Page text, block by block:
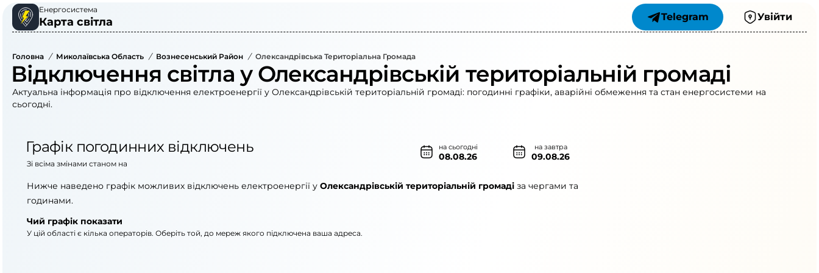
Енергосистема
Карта світла Telegram Увійти
Головна / Миколаївська Область / Вознесенський Район / Олександрівська Територіальна Громада
Відключення світла у Олександрівській територіальній громаді
Актуальна інформація про відключення електроенергії у Олександрівській територіальній громаді: погодинні графіки, аварійні обмеження та стан енергосистеми на
сьогодні.
Графік погодинних відключень на сьогодні
08.08.26
на завтра
09.08.26
Зі всіма змінами станом на
Нижче наведено графік можливих відключень електроенергії у Олександрівській територіальній громаді за чергами та
годинами.
Чий графік показати
У цій області є кілька операторів. Оберіть той, до мереж якого підключена ваша адреса.